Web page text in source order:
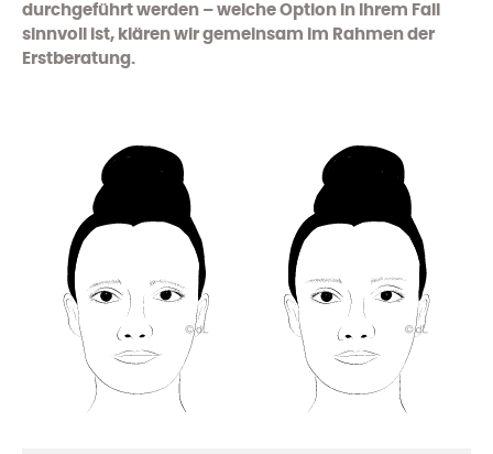
durchgeführt werden – welche Option in Ihrem Fall
sinnvoll ist, klären wir gemeinsam im Rahmen der
Erstberatung.